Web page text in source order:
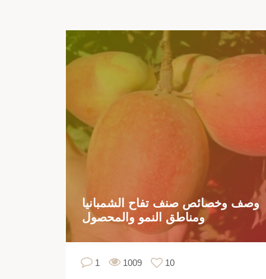
وصف وخصائص صنف تفاح الشمبانيا
ومناطق النمو والمحصول
1 1009 10